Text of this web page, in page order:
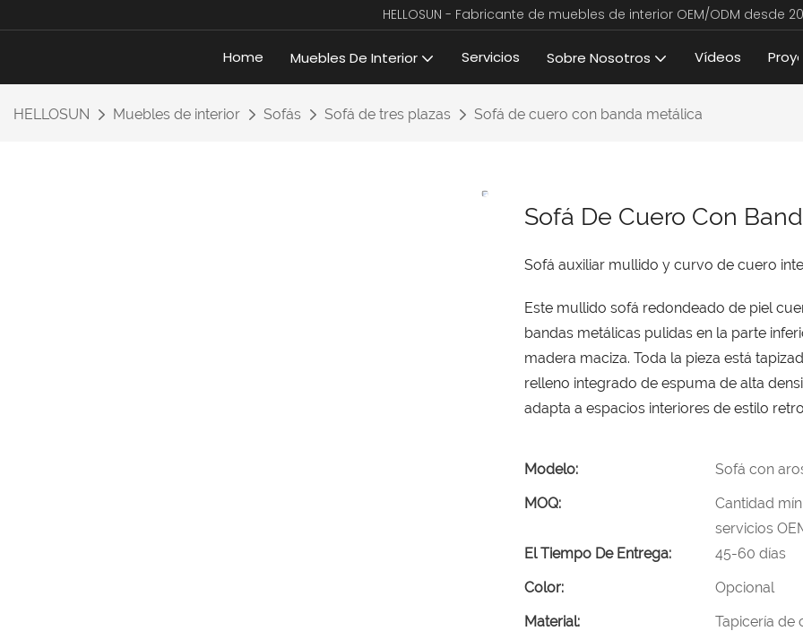
HELLOSUN - Fabricante de muebles de interior OEM/ODM desde
Home Muebles De Interior Servicios Sobre Nosotros Vídeos
HELLOSUN Muebles de interior Sofás Sofá de tres plazas Sofá de cuero con banda metálica
Sofá De Cuero Con
Sofá auxiliar mullido y curvo de cuero
Este mullido sofá redondeado de piel
bandas metálicas pulidas en la parte
madera maciza. Toda la pieza está
relleno integrado de espuma de alta
adapta a espacios interiores de estilo
Modelo:
Sofá con
MOQ:
Cantidad
servicios
El Tiempo De Entrega:
45-60 días
Color:
Opcional
Material:
Tapicería de